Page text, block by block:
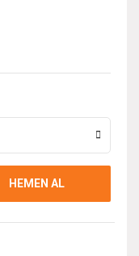
HEMEN AL